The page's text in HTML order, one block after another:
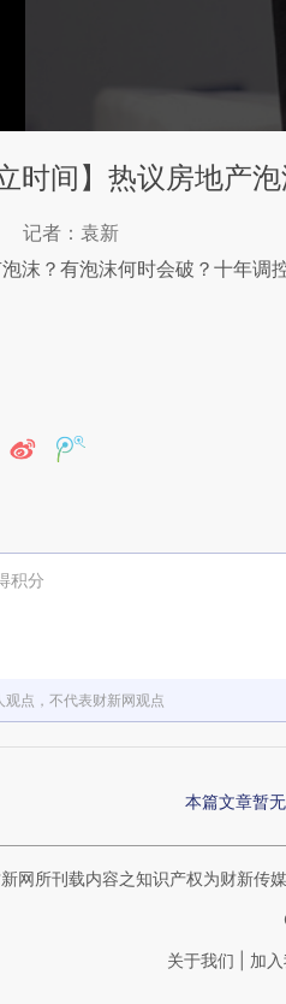
时间】热议房地产泡
记者：袁新
沫？有泡沫何时会破？十年
积分
点，不代表财新网观点
本篇文章暂
网所刊载内容之知识产权为财新传
关于我们 加